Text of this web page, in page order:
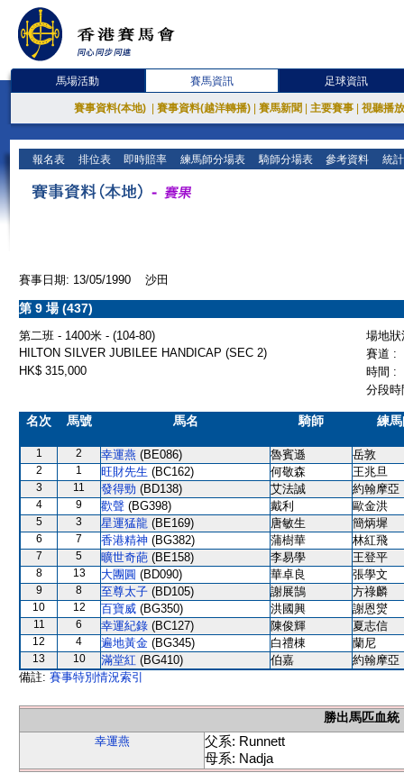
馬場活動 賽馬資訊 足球資訊
賽事資料(本地) 賽事資料(越洋轉播) 賽馬新聞 主要賽事 視聽播
報名表 排位表 即時賠率 練馬師分場表 騎師分場表 參考資料 統
賽事日期: 13/05/1990 沙田
第 9 場 (437)
第二班 - 1400米 - (104-80)
場地
HILTON SILVER JUBILEE HANDICAP (SEC 2)
賽道 :
HK$ 315,000
時間 :
分段
名次 馬號 馬名 騎師 練
1 2 幸運燕 (BE086) 魯賓遜 岳敦
2 1 旺財先生 (BC162) 何敬森 王兆旦
3 11 發得勁 (BD138) 艾法誠 約翰摩亞
4 9 歡聲 (BG398) 戴利 歐金洪
5 3 星運猛龍 (BE169) 唐敏生 簡炳墀
6 7 香港精神 (BG382) 蒲樹華 林紅飛
7 5 曠世奇葩 (BE158) 李易學 王登平
8 13 大團圓 (BD090) 華卓良 張學文
9 8 至尊太子 (BD105) 謝展鵠 方祿麟
10 12 百寶威 (BG350) 洪國興 謝恩爕
11 6 幸運紀錄 (BC127) 陳俊輝 夏志信
12 4 遍地黃金 (BG345) 白禮棟 蘭尼
13 10 滿堂紅 (BG410) 伯嘉
約翰摩亞
備註: 賽事特別情況索引
勝出馬匹血統
幸運燕
父系: Runnett
母系: Nadja